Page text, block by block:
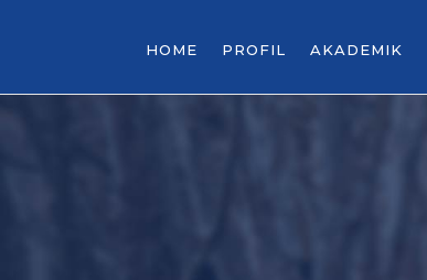
HOME PROFIL AKADEMIK